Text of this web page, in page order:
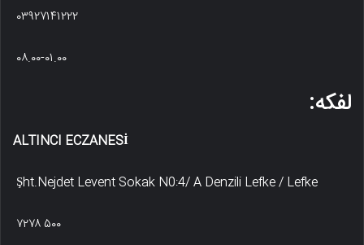
۰۳۹۲۷۱۴۱۲۲۲
۰۸.۰۰-۰۱.۰۰
لفکه:
ALTINCI ECZANESİ
Şht.Nejdet Levent Sokak N0:4/ A Denzili Lefke / Lefke
۷۲۷۸ ۵۰۰